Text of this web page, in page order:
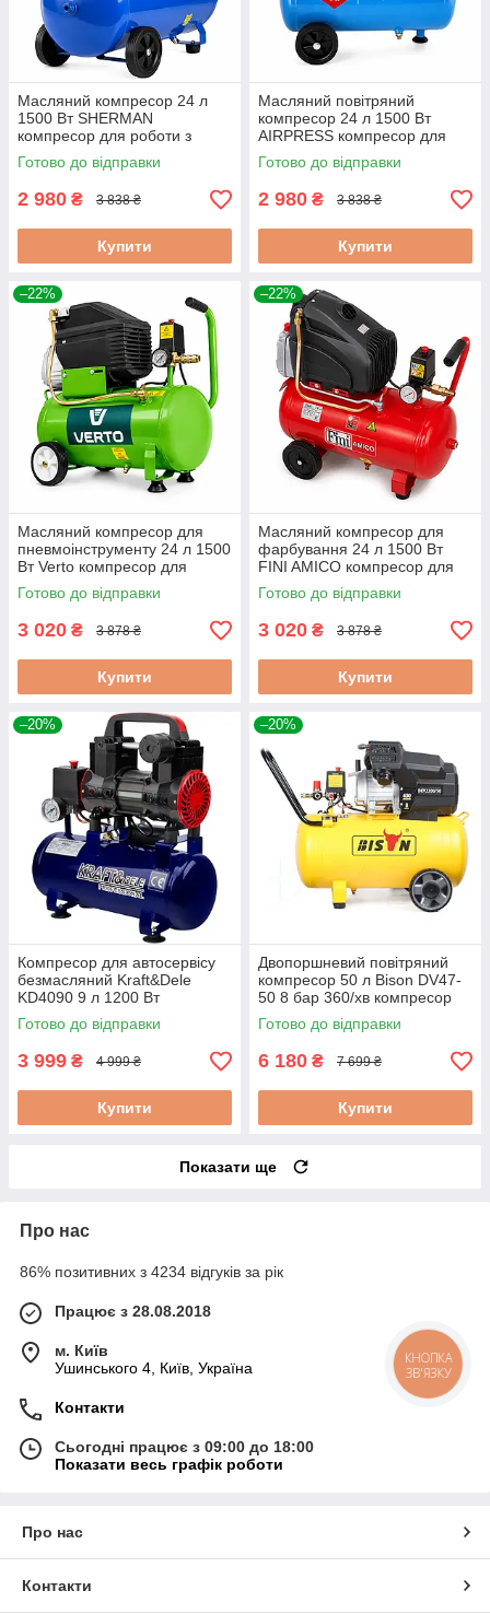
Масляний компресор 24 л
1500 Вт SHERMAN
компресор для роботи з
пневматичним пістолетом
Готово до відправки
2 980 ₴ 3 838 ₴
Купити
Масляний повітряний
компресор 24 л 1500 Вт
AIRPRESS компресор для
майстерні та гаража
Готово до відправки
2 980 ₴ 3 838 ₴
Купити
–22%
Масляний компресор для
пневмоінструменту 24 л 1500
Вт Verto компресор для
гаражного використання
Готово до відправки
3 020 ₴ 3 878 ₴
Купити
–22%
Масляний компресор для
фарбування 24 л 1500 Вт
FINI AMICO компресор для
фарбопульта та
фарбувальної роботи
Готово до відправки
3 020 ₴ 3 878 ₴
Купити
–20%
Компресор для автосервісу
безмасляний Kraft&Dele
KD4090 9 л 1200 Вт
поршневий компресор для
шиномонтажу
Готово до відправки
3 999 ₴ 4 999 ₴
Купити
–20%
Двопоршневий повітряний
компресор 50 л Bison DV47-
50 8 бар 360/хв компресор
повітряний електричний
масляний компресор
Готово до відправки
6 180 ₴ 7 699 ₴
Купити
Показати ще
Про нас
86% позитивних з 4234 відгуків за рік
Працює з 28.08.2018
м. Київ
Ушинського 4, Київ, Україна
Контакти
Сьогодні працює з 09:00 до 18:00
Показати весь графік роботи
Про нас
Контакти